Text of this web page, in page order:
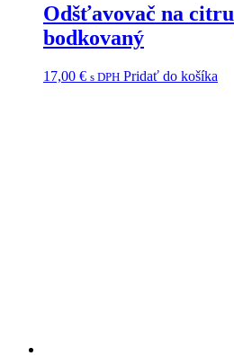
Odšťavovač na
bodkovaný
17,00 € s DPH Pridať do košíka